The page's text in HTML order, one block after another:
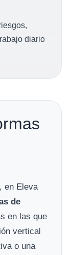
diario
en Eleva
de
en las que
vertical
o una